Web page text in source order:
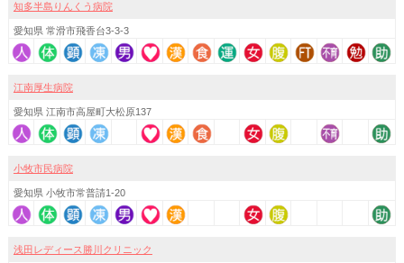
知多半島りんくう病院
愛知県 常滑市飛香台3-3-3
江南厚生病院
愛知県 江南市高屋町大松原137
小牧市民病院
愛知県 小牧市常普請1-20
浅田レディース勝川クリニック